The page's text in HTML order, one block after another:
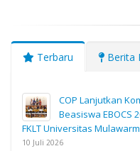
Terbaru Berita
COP Lanjutkan
Beasiswa EBOCS
FKLT Universitas
10 Juli 2026